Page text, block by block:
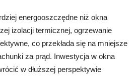
energooszczędne niż okna
izolacji termicznej, ogrzewanie
co przekłada się na mniejsze
za prąd. Inwestycja w okna
w dłuższej perspektywie